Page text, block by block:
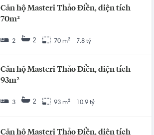
Căn hộ Masteri Thảo Điền, diện tích
70m²
2 2 70 m² 7.8 tỷ
Căn hộ Masteri Thảo Điền, diện tích
93m²
3 2 93 m² 10.9 tỷ
Căn hộ Masteri Thảo Điền, diện tích